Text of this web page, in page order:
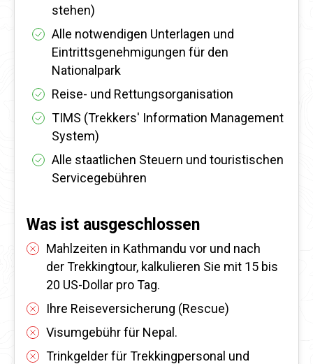
stehen)
Alle notwendigen Unterlagen und
Eintrittsgenehmigungen für den
Nationalpark
Reise- und Rettungsorganisation
TIMS (Trekkers' Information Management
System)
Alle staatlichen Steuern und touristischen
Servicegebühren
Was ist ausgeschlossen
Mahlzeiten in Kathmandu vor und nach
der Trekkingtour, kalkulieren Sie mit 15 bis
20 US-Dollar pro Tag.
Ihre Reiseversicherung (Rescue)
Visumgebühr für Nepal.
Trinkgelder für Trekkingpersonal und